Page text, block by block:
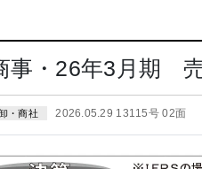
事・26年3月期
・商社 2026.05.29 13115号 02面